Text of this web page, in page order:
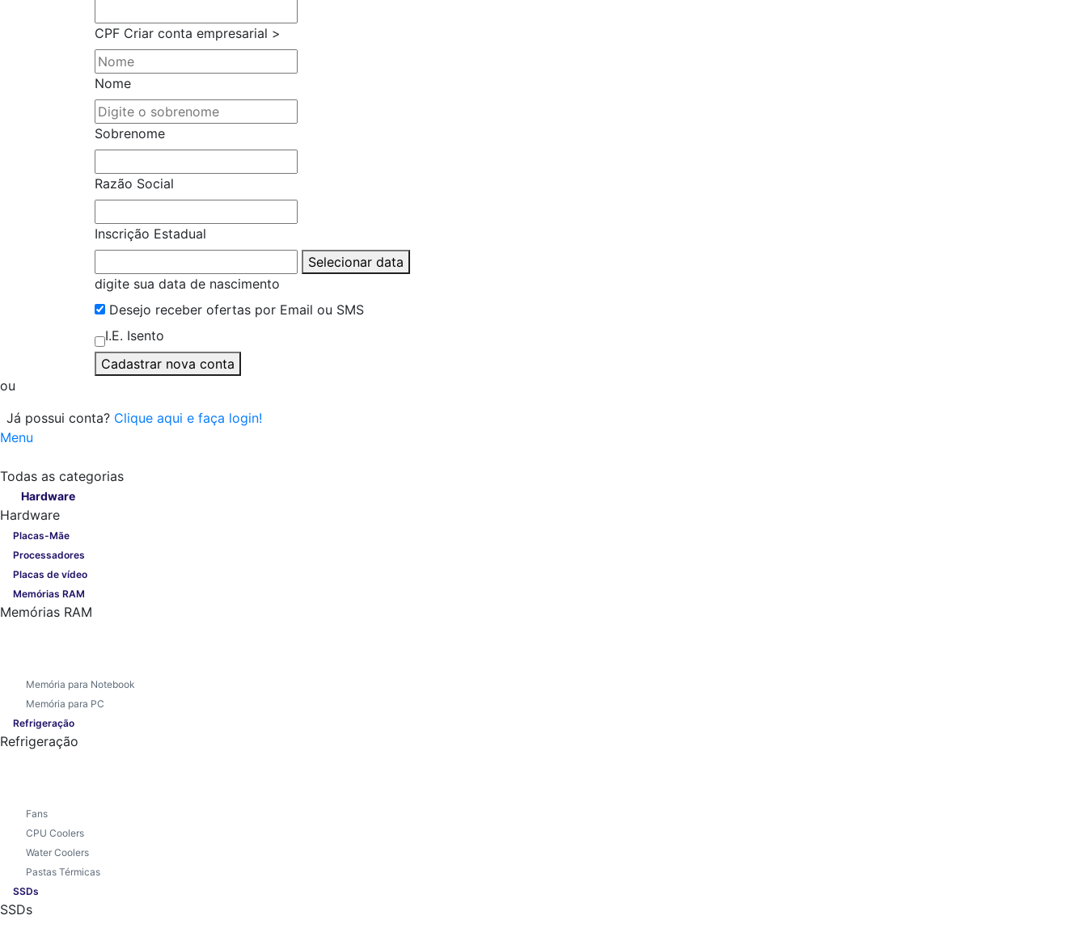
CPF Criar conta empresarial >
Nome
Sobrenome
Razão Social
Inscrição Estadual
Selecionar data
digite sua data de nascimento
Desejo receber ofertas por Email ou SMS
I.E. Isento
Cadastrar nova conta
ou
Já possui conta? Clique aqui e faça login!
Menu
Todas as categorias
Hardware
Hardware
Placas-Mãe
Processadores
Placas de vídeo
Memórias RAM
Memórias RAM
Memória para Notebook
Memória para PC
Refrigeração
Refrigeração
Fans
CPU Coolers
Water Coolers
Pastas Térmicas
SSDs
SSDs